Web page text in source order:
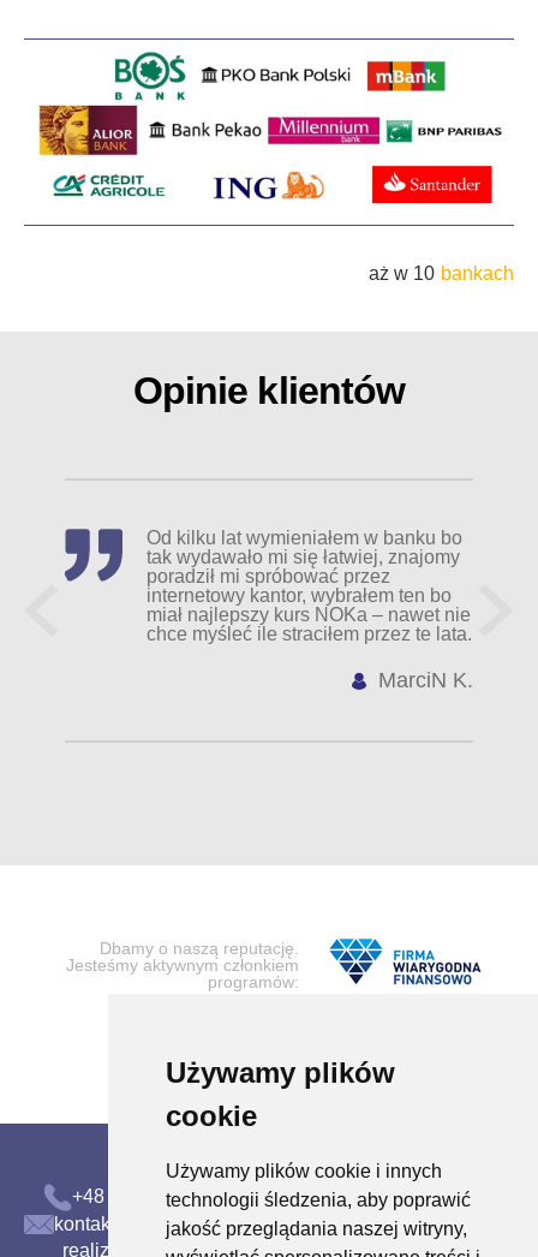
Używamy plików
cookie
Używamy plików cookie i innych
technologii śledzenia, aby poprawić
jakość przeglądania naszej witryny,
aż w 10 bankach
Opinie klientów
Od kilku lat wymieniałem w banku bo
tak wydawało mi się łatwiej, znajomy
poradził mi spróbować przez
internetowy kantor, wybrałem ten bo
miał najlepszy kurs NOKa – nawet nie
chce myśleć ile straciłem przez te lata.
MarciN K.
Dbamy o naszą reputację.
Jesteśmy aktywnym członkiem
programów:
+48 58 300 00 71
kontakt@nordiqa.com
realizacja transakcji